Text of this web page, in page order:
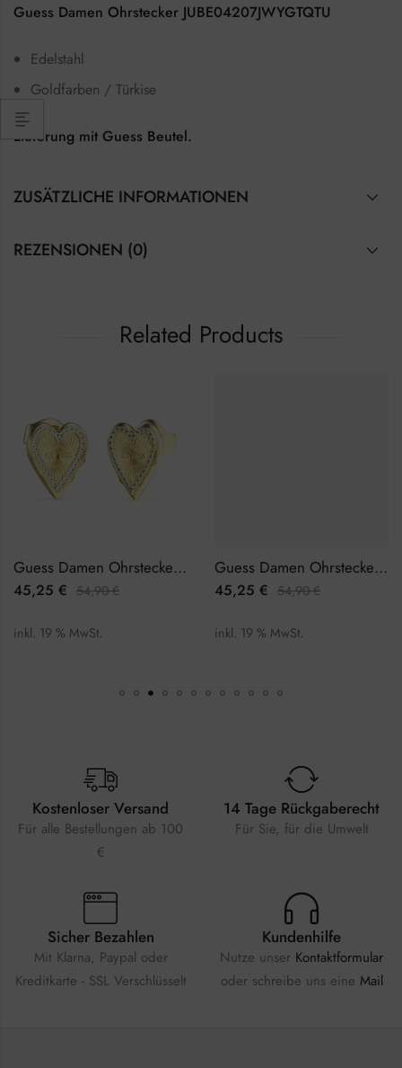
Guess Damen Ohrstecker JUBE04207JWYGTQTU
Edelstahl
Goldfarben / Türkise
Lieferung mit Guess Beutel.
ZUSÄTZLICHE INFORMATIONEN
REZENSIONEN (0)
Related Products
Guess Damen Ohrstecker JUBE03237JWYGTU
45,25 € 54,90€
inkl. 19 % MwSt.
Guess Damen Ohrstecker JUBE03134JWYGFCTU
45,25 € 54,90€
inkl. 19 % MwSt.
Kostenloser Versand
Für alle Bestellungen ab 100
€
14 Tage Rückgaberecht
Für Sie, für die Umwelt
Sicher Bezahlen
Mit Klarna, Paypal oder
Kreditkarte - SSL Verschlüsselt
Kundenhilfe
Nutze unser Kontaktformular
oder schreibe uns eine Mail